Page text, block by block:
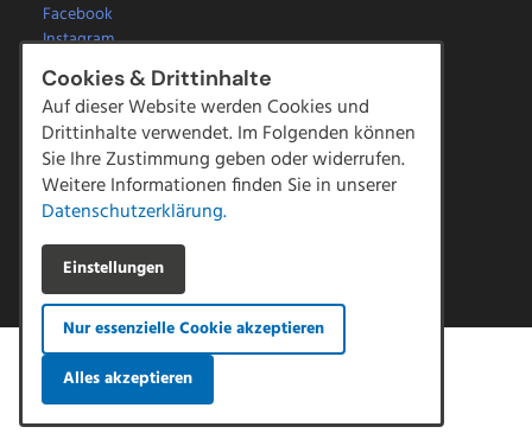
Facebook
Instagram
LinkedIn
YouTube
Kontakt
Downloads
Impressum
Datenschutz
AGBs|Compliance
Hinweisgeber Meldestelle
Cookies & Drittinhalte
Auf dieser Website werden Cookies und
Drittinhalte verwendet. Im Folgenden können
Sie Ihre Zustimmung geben oder widerrufen.
Weitere Informationen finden Sie in unserer
Datenschutzerklärung.
Einstellungen
Nur essenzielle Cookie akzeptieren
Alles akzeptieren